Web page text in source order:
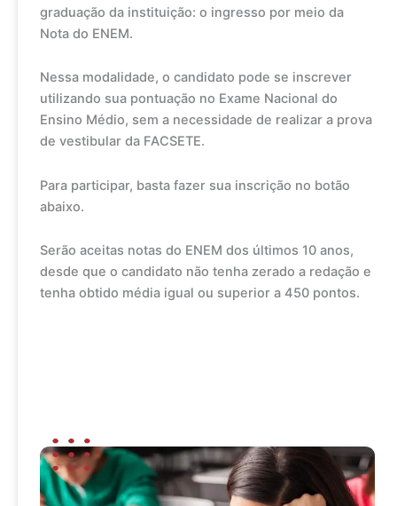
graduação da instituição: o ingresso por meio da
Nota do ENEM.
Nessa modalidade, o candidato pode se inscrever
utilizando sua pontuação no Exame Nacional do
Ensino Médio, sem a necessidade de realizar a prova
de vestibular da FACSETE.
Para participar, basta fazer sua inscrição no botão
abaixo.
Serão aceitas notas do ENEM dos últimos 10 anos,
desde que o candidato não tenha zerado a redação e
tenha obtido média igual ou superior a 450 pontos.